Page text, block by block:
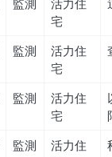
監測
活力住
宅
監測
活力住
宅
監測
活力住
宅
監測
活力住